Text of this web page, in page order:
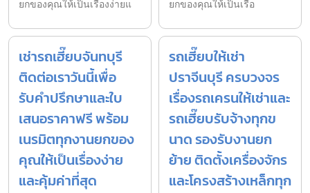
ยกของคุณให้เป็นเรื่องง่ายแ
ยกของคุณให้เป็นเรื่อ
เช่ารถเฮี๊ยบจันทบุรี
ติดต่อเราวันนี้เพื่อ
รับคำปรึกษาและใบ
เสนอราคาฟรี พร้อม
เนรมิตทุกงานยกของ
คุณให้เป็นเรื่องง่าย
และคุ้มค่าที่สุด
รถเฮี๊ยบให้เช่า
ปราจีนบุรี ครบวงจร
เรื่องรถเครนให้เช่าและ
รถเฮี๊ยบรับจ้างทุกข
นาด รองรับงานยก
ย้าย ติดตั้งเครื่องจักร
และโครงสร้างเหล็กทุก